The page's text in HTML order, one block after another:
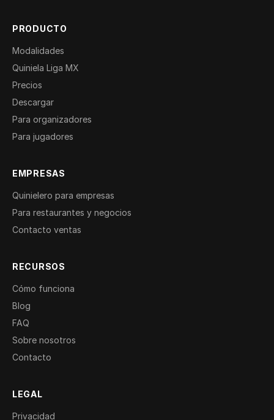
PRODUCTO
Modalidades
Quiniela Liga MX
Precios
Descargar
Para organizadores
Para jugadores
EMPRESAS
Quinielero para empresas
Para restaurantes y negocios
Contacto ventas
RECURSOS
Cómo funciona
Blog
FAQ
Sobre nosotros
Contacto
LEGAL
Privacidad